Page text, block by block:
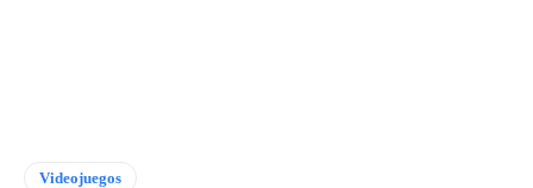
Videojuegos